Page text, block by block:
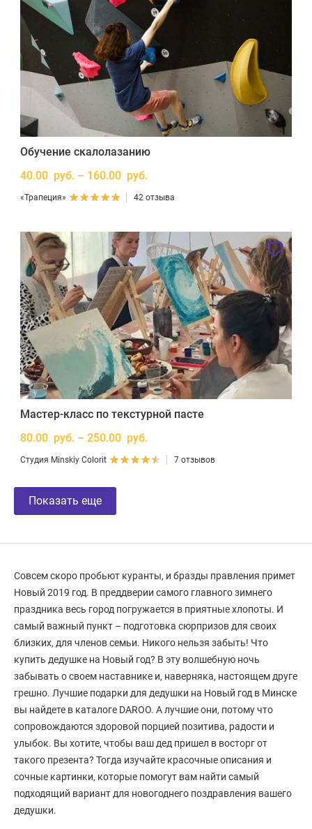
Обучение скалолазанию
40.00 руб. – 160.00 руб.
«Трапеция» 42 отзыва
Мастер-класс по текстурной пасте
80.00 руб. – 250.00 руб.
Студия Minskiy Colorit 7 отзывов
Показать еще
Совсем скоро пробьют куранты, и бразды правления примет
Новый 2019 год. В преддверии самого главного зимнего
праздника весь город погружается в приятные хлопоты. И
самый важный пункт – подготовка сюрпризов для своих
близких, для членов семьи. Никого нельзя забыть! Что
купить дедушке на Новый год? В эту волшебную ночь
забывать о своем наставнике и, наверняка, настоящем друге
грешно. Лучшие подарки для дедушки на Новый год в Минске
вы найдете в каталоге DAROO. А лучшие они, потому что
сопровождаются здоровой порцией позитива, радости и
улыбок. Вы хотите, чтобы ваш дед пришел в восторг от
такого презента? Тогда изучайте красочные описания и
сочные картинки, которые помогут вам найти самый
подходящий вариант для новогоднего поздравления вашего
дедушки.